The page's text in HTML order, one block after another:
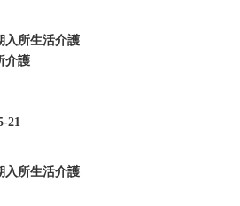
入所生活介護
介護
21
入所生活介護